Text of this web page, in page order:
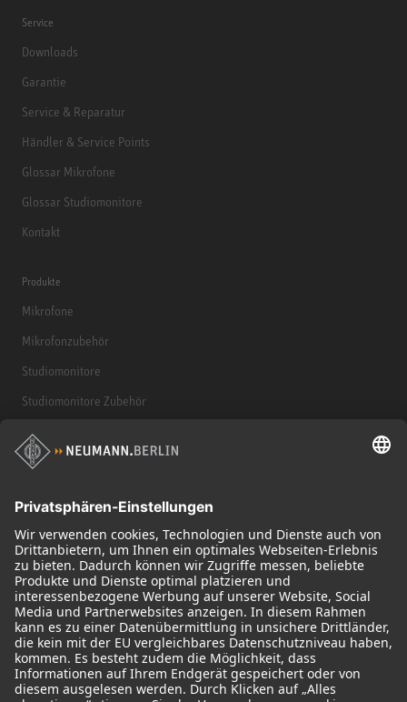
Service
Downloads
Garantie
Service & Reparatur
Händler & Service Points
Glossar Mikrofone
Glossar Studiomonitore
Kontakt
Produkte
Mikrofone
Mikrofonzubehör
Studiomonitore
Studiomonitore Zubehör
Kopfhörer
Historische Mikrofone